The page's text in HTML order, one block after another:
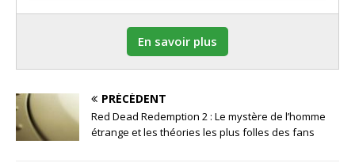
En savoir plus
PRÉCÉDENT
Red Dead Redemption 2 : Le mystère de l’homme
étrange et les théories les plus folles des fans